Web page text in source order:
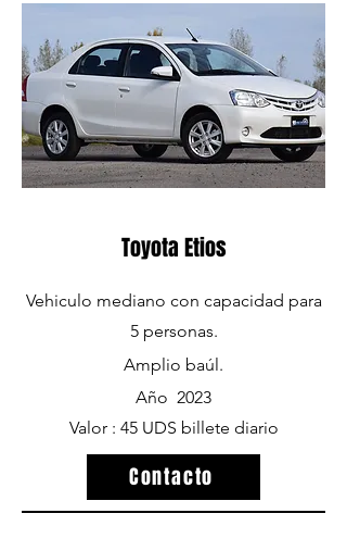
Toyota Etios
Vehiculo mediano con capacidad para
5 personas.
Amplio baúl.
Año 2023
Valor : 45 UDS billete diario
Contacto